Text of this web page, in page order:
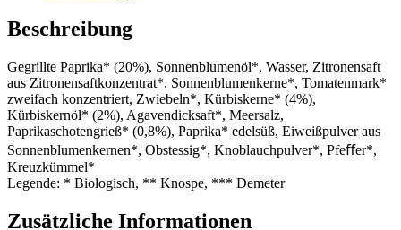
Beschreibung
Gegrillte Paprika* (20%), Sonnenblumenöl*, Wasser, Zitronensaft
aus Zitronensaftkonzentrat*, Sonnenblumenkerne*, Tomatenmark*
zweifach konzentriert, Zwiebeln*, Kürbiskerne* (4%),
Kürbiskernöl* (2%), Agavendicksaft*, Meersalz,
Paprikaschotengrieß* (0,8%), Paprika* edelsüß, Eiweißpulver aus
Sonnenblumenkernen*, Obstessig*, Knoblauchpulver*, Pfeﬀer*,
Kreuzkümmel*
Legende: * Biologisch, ** Knospe, *** Demeter
Zusätzliche Informationen